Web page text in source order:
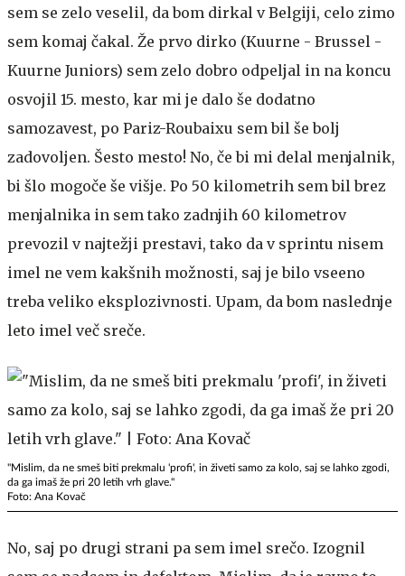
sem se zelo veselil, da bom dirkal v Belgiji, celo zimo
sem komaj čakal. Že prvo dirko (Kuurne - Brussel -
Kuurne Juniors) sem zelo dobro odpeljal in na koncu
osvojil 15. mesto, kar mi je dalo še dodatno
samozavest, po Pariz-Roubaixu sem bil še bolj
zadovoljen. Šesto mesto! No, če bi mi delal menjalnik,
bi šlo mogoče še višje. Po 50 kilometrih sem bil brez
menjalnika in sem tako zadnjih 60 kilometrov
prevozil v najtežji prestavi, tako da v sprintu nisem
imel ne vem kakšnih možnosti, saj je bilo vseeno
treba veliko eksplozivnosti. Upam, da bom naslednje
leto imel več sreče.
"Mislim, da ne smeš biti prekmalu 'profi', in živeti samo za kolo, saj se lahko zgodi,
da ga imaš že pri 20 letih vrh glave."
Foto: Ana Kovač
No, saj po drugi strani pa sem imel srečo. Izognil